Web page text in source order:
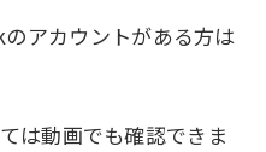
アカウントがある方は
は動画でも確認できま